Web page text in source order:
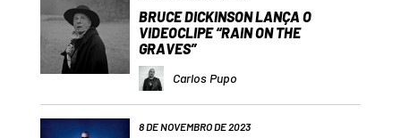
BRUCE DICKINSON LANÇA O
VIDEOCLIPE “RAIN ON THE
GRAVES”
Carlos Pupo
8 DE NOVEMBRO DE 2023